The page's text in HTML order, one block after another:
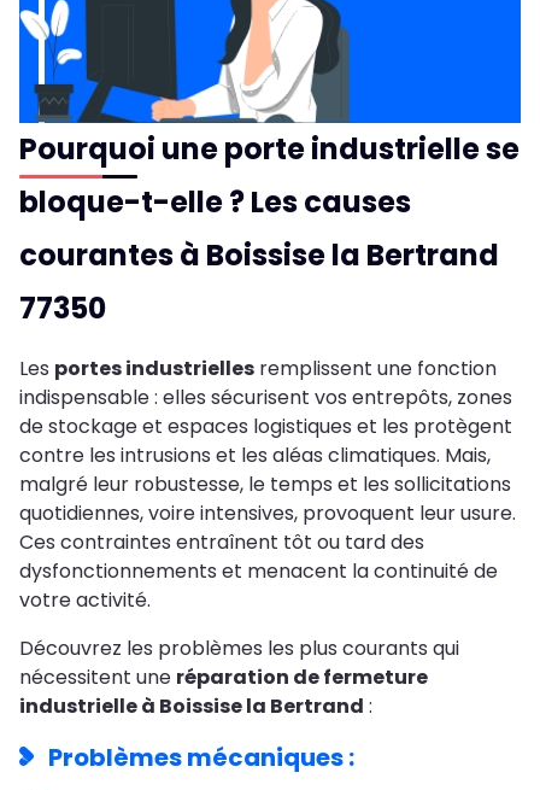
Pourquoi une porte industrielle se
bloque-t-elle ? Les causes
courantes à Boissise la Bertrand
77350
Les portes industrielles remplissent une fonction
indispensable : elles sécurisent vos entrepôts, zones
de stockage et espaces logistiques et les protègent
contre les intrusions et les aléas climatiques. Mais,
malgré leur robustesse, le temps et les sollicitations
quotidiennes, voire intensives, provoquent leur usure.
Ces contraintes entraînent tôt ou tard des
dysfonctionnements et menacent la continuité de
votre activité.
Découvrez les problèmes les plus courants qui
nécessitent une réparation de fermeture
industrielle à Boissise la Bertrand :
Problèmes mécaniques :